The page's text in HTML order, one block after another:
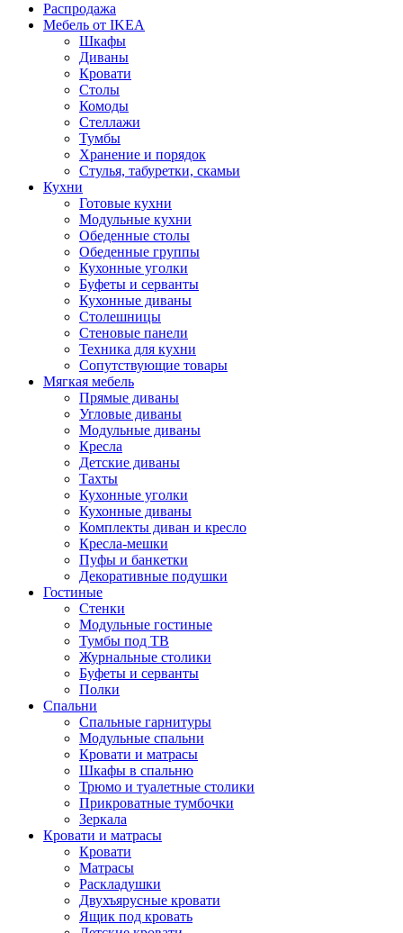
Распродажа
Мебель от IKEA
Шкафы
Диваны
Кровати
Столы
Комоды
Стеллажи
Тумбы
Хранение и порядок
Стулья, табуретки, скамьи
Кухни
Готовые кухни
Модульные кухни
Обеденные столы
Обеденные группы
Кухонные уголки
Буфеты и серванты
Кухонные диваны
Столешницы
Стеновые панели
Техника для кухни
Сопутствующие товары
Мягкая мебель
Прямые диваны
Угловые диваны
Модульные диваны
Кресла
Детские диваны
Тахты
Кухонные уголки
Кухонные диваны
Комплекты диван и кресло
Кресла-мешки
Пуфы и банкетки
Декоративные подушки
Гостиные
Стенки
Модульные гостиные
Тумбы под ТВ
Журнальные столики
Буфеты и серванты
Полки
Спальни
Спальные гарнитуры
Модульные спальни
Кровати и матрасы
Шкафы в спальню
Трюмо и туалетные столики
Прикроватные тумбочки
Зеркала
Кровати и матрасы
Кровати
Матрасы
Раскладушки
Двухъярусные кровати
Ящик под кровать